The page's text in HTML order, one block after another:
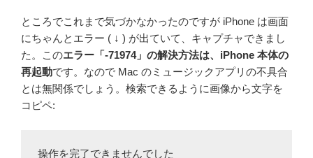
ところでこれまで気づかなかったのですが iPhone は画面
にちゃんとエラー ( ↓ ) が出ていて、キャプチャできまし
た。このエラー「-71974」の解決方法は、iPhone 本体の
再起動です。なので Mac のミュージックアプリの不具合
とは無関係でしょう。検索できるように画像から文字を
コピペ:
操作を完了できませんでした